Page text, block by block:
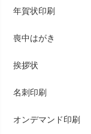
年賀状印刷
喪中はがき
挨拶状
名刺印刷
オンデマンド印刷